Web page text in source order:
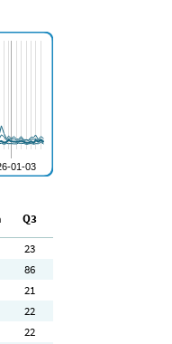
Q3
23
86
21
22
22